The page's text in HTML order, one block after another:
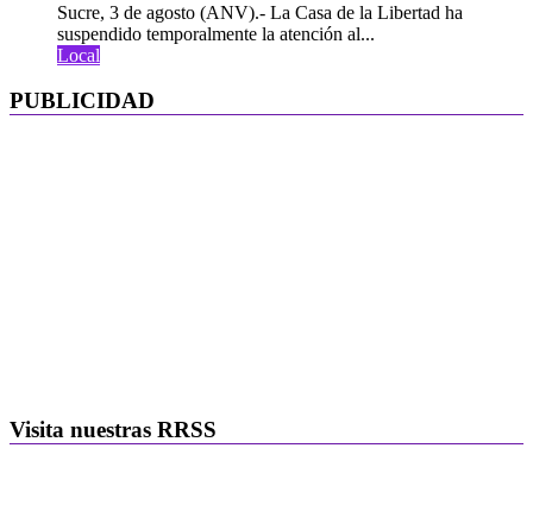
Sucre, 3 de agosto (ANV).- La Casa de la Libertad ha
suspendido temporalmente la atención al...
Local
PUBLICIDAD
Visita nuestras RRSS